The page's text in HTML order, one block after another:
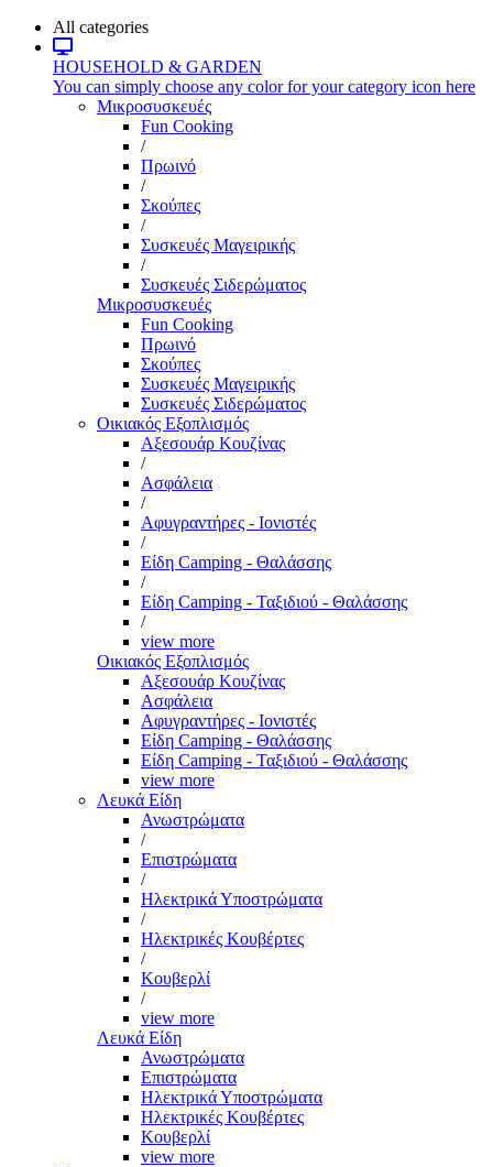
All categories
HOUSEHOLD & GARDEN
You can simply choose any color for your category icon here
Μικροσυσκευές
Fun Cooking
/
Πρωινό
/
Σκούπες
/
Συσκευές Μαγειρικής
/
Συσκευές Σιδερώματος
Μικροσυσκευές
Fun Cooking
Πρωινό
Σκούπες
Συσκευές Μαγειρικής
Συσκευές Σιδερώματος
Οικιακός Εξοπλισμός
Αξεσουάρ Κουζίνας
/
Ασφάλεια
/
Αφυγραντήρες - Ιονιστές
/
Είδη Camping - Θαλάσσης
/
Είδη Camping - Ταξιδιού - Θαλάσσης
/
view more
Οικιακός Εξοπλισμός
Αξεσουάρ Κουζίνας
Ασφάλεια
Αφυγραντήρες - Ιονιστές
Είδη Camping - Θαλάσσης
Είδη Camping - Ταξιδιού - Θαλάσσης
view more
Λευκά Είδη
Ανωστρώματα
/
Επιστρώματα
/
Ηλεκτρικά Υποστρώματα
/
Ηλεκτρικές Κουβέρτες
/
Κουβερλί
/
view more
Λευκά Είδη
Ανωστρώματα
Επιστρώματα
Ηλεκτρικά Υποστρώματα
Ηλεκτρικές Κουβέρτες
Κουβερλί
view more